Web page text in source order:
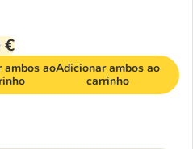
€
ambos aoAdicionar ambos ao
carrinho